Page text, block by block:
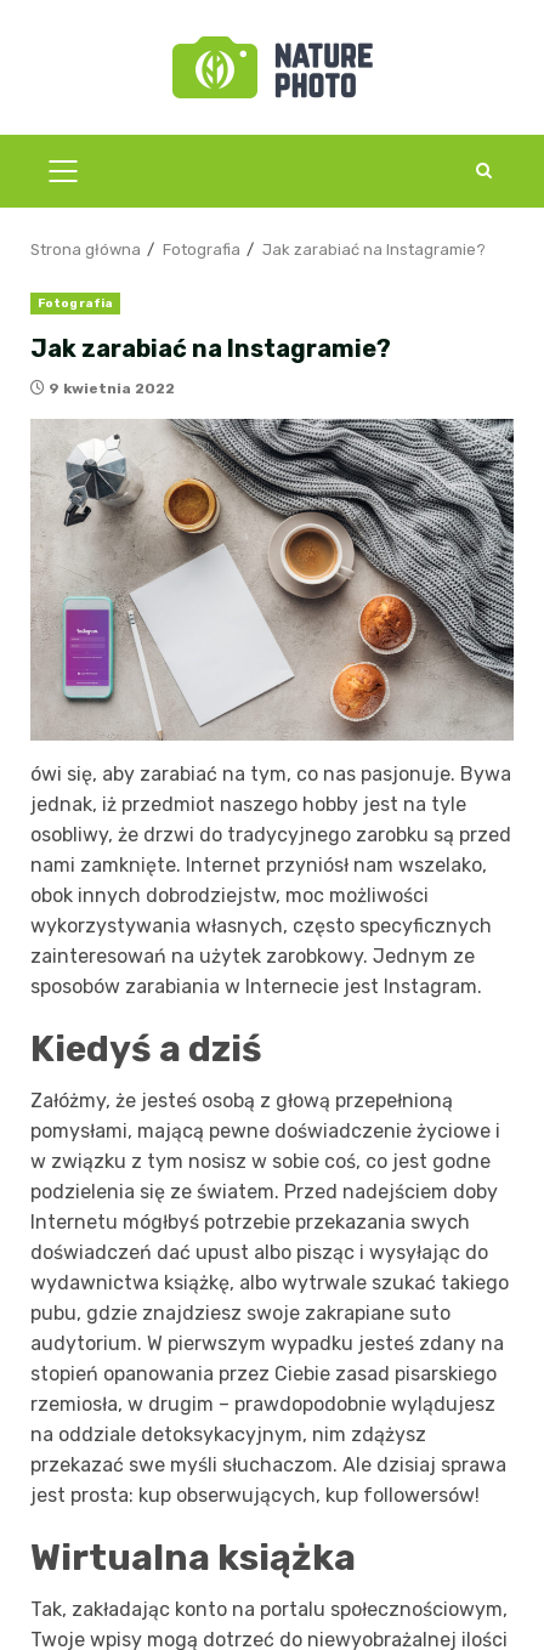
MENU
GŁÓWNE
Strona główna Fotografia Jak zarabiać na Instagramie?
Fotografia
Jak zarabiać na Instagramie?
9 kwietnia 2022
ówi się, aby zarabiać na tym, co nas pasjonuje. Bywa
jednak, iż przedmiot naszego hobby jest na tyle
osobliwy, że drzwi do tradycyjnego zarobku są przed
nami zamknięte. Internet przyniósł nam wszelako,
obok innych dobrodziejstw, moc możliwości
wykorzystywania własnych, często specyficznych
zainteresowań na użytek zarobkowy. Jednym ze
sposobów zarabiania w Internecie jest Instagram.
Kiedyś a dziś
Załóżmy, że jesteś osobą z głową przepełnioną
pomysłami, mającą pewne doświadczenie życiowe i
w związku z tym nosisz w sobie coś, co jest godne
podzielenia się ze światem. Przed nadejściem doby
Internetu mógłbyś potrzebie przekazania swych
doświadczeń dać upust albo pisząc i wysyłając do
wydawnictwa książkę, albo wytrwale szukać takiego
pubu, gdzie znajdziesz swoje zakrapiane suto
audytorium. W pierwszym wypadku jesteś zdany na
stopień opanowania przez Ciebie zasad pisarskiego
rzemiosła, w drugim – prawdopodobnie wylądujesz
na oddziale detoksykacyjnym, nim zdążysz
przekazać swe myśli słuchaczom. Ale dzisiaj sprawa
jest prosta: kup obserwujących, kup followersów!
Wirtualna książka
Tak, zakładając konto na portalu społecznościowym,
Twoje wpisy mogą dotrzeć do niewyobrażalnej ilości